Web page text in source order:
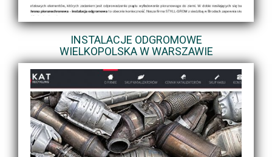
INSTALACJE ODGROMOWE
WIELKOPOLSKA W WARSZAWIE